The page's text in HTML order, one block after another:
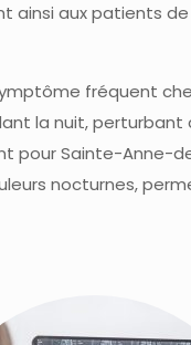
ainsi aux patients
fréquent
la nuit,
pour Sainte-Anne-
nocturnes,